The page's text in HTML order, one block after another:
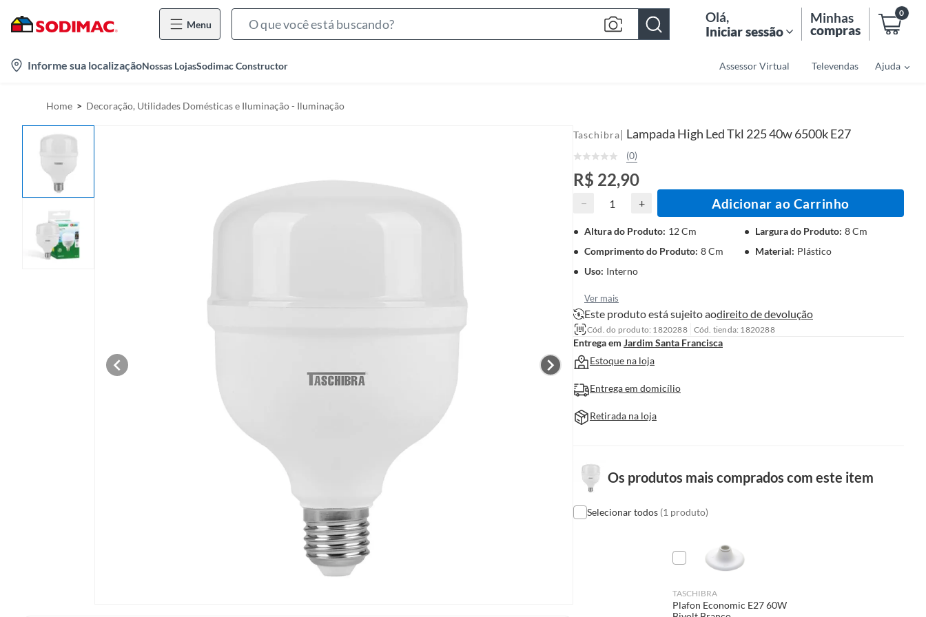
Menu Olá,
Iniciar sessão
Minhas
compras
0
Informe sua localizaçãoNossas LojasSodimac Constructor Assessor Virtual Televendas Ajuda
Home Decoração, Utilidades Domésticas e Iluminação - Iluminação
Taschibra| Lampada High Led Tkl 225 40w 6500k E27
(0)
R$ 22,90
− + Adicionar ao Carrinho
Altura do Produto: 12 Cm Largura do Produto: 8 Cm
Comprimento do Produto: 8 Cm Material: Plástico
Uso: Interno
Ver mais
Este produto está sujeito aodireito de devolução
Cód. do produto: 1820288 Cód. tienda: 1820288
Entrega em Jardim Santa Francisca
Estoque na loja
Entrega em domicílio
Retirada na loja
Os produtos mais comprados com este item
Selecionar todos (1 produto)
TASCHIBRA
Plafon Economic E27 60W